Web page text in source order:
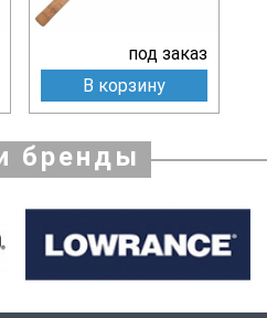
под заказ
В корзину
бренды